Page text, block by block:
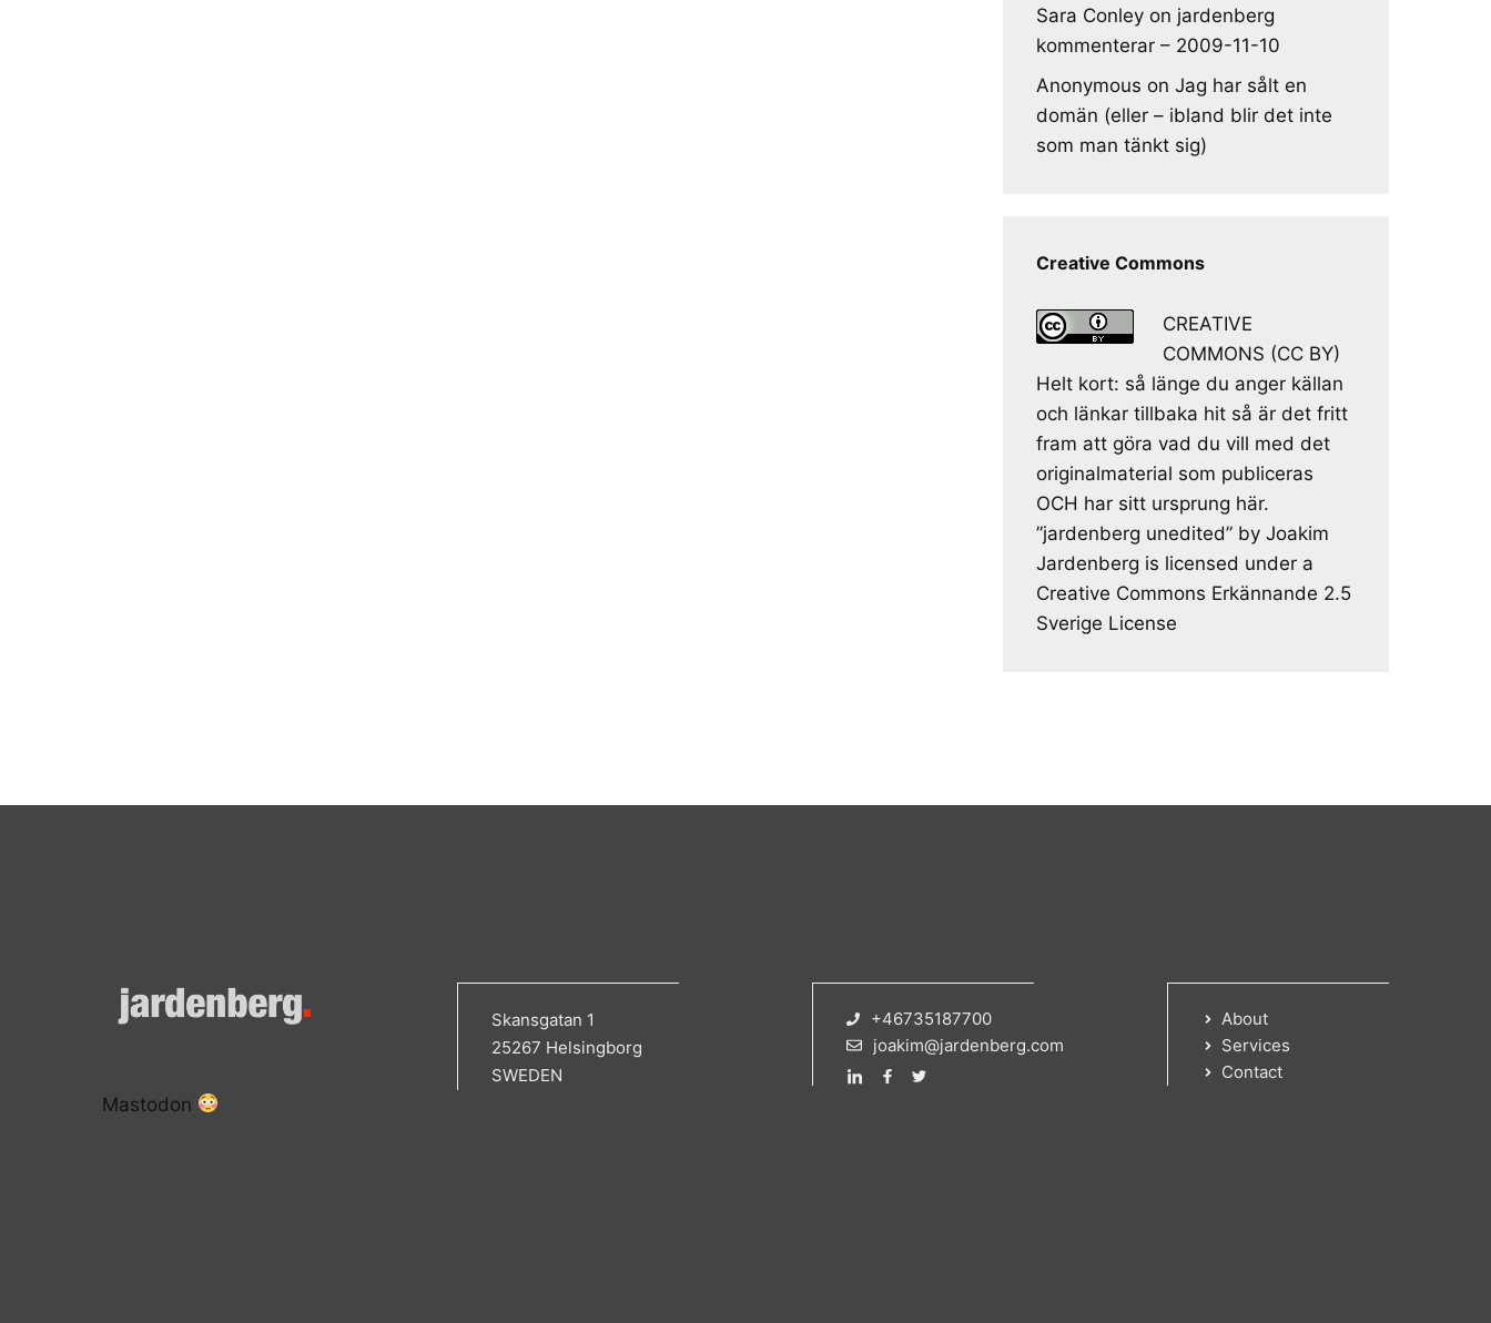
Sara Conley on jardenberg
kommenterar – 2009-11-10
Anonymous on Jag har sålt en
domän (eller – ibland blir det inte
som man tänkt sig)
Creative Commons
CREATIVE
COMMONS (CC BY)
Helt kort: så länge du anger källan
och länkar tillbaka hit så är det fritt
fram att göra vad du vill med det
originalmaterial som publiceras
OCH har sitt ursprung här.
”jardenberg unedited” by Joakim
Jardenberg is licensed under a
Creative Commons Erkännande 2.5
Sverige License
Skansgatan 1
25267 Helsingborg
SWEDEN
+46735187700
joakim@jardenberg.com
About
Services
Contact
Mastodon